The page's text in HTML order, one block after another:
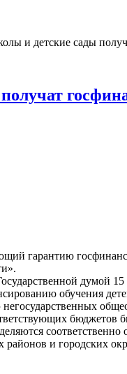
и детские сады
гарантию
думой
обучения
и городских